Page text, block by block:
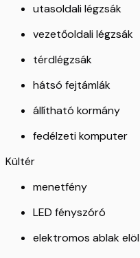
utasoldali légzsák
vezetőoldali légzsák
térdlégzsák
hátsó fejtámlák
állítható kormány
fedélzeti komputer
Kültér
menetfény
LED fényszóró
elektromos ablak elöl